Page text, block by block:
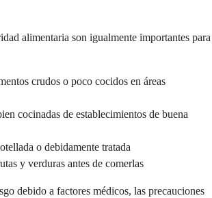
alimentaria son igualmente importantes para
crudos o poco cocidos en áreas
cocinadas de establecimientos de buena
o debidamente tratada
y verduras antes de comerlas
debido a factores médicos, las precauciones